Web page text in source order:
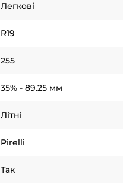
Легкові
R19
255
35% - 89.25 мм
Літні
Pirelli
Так